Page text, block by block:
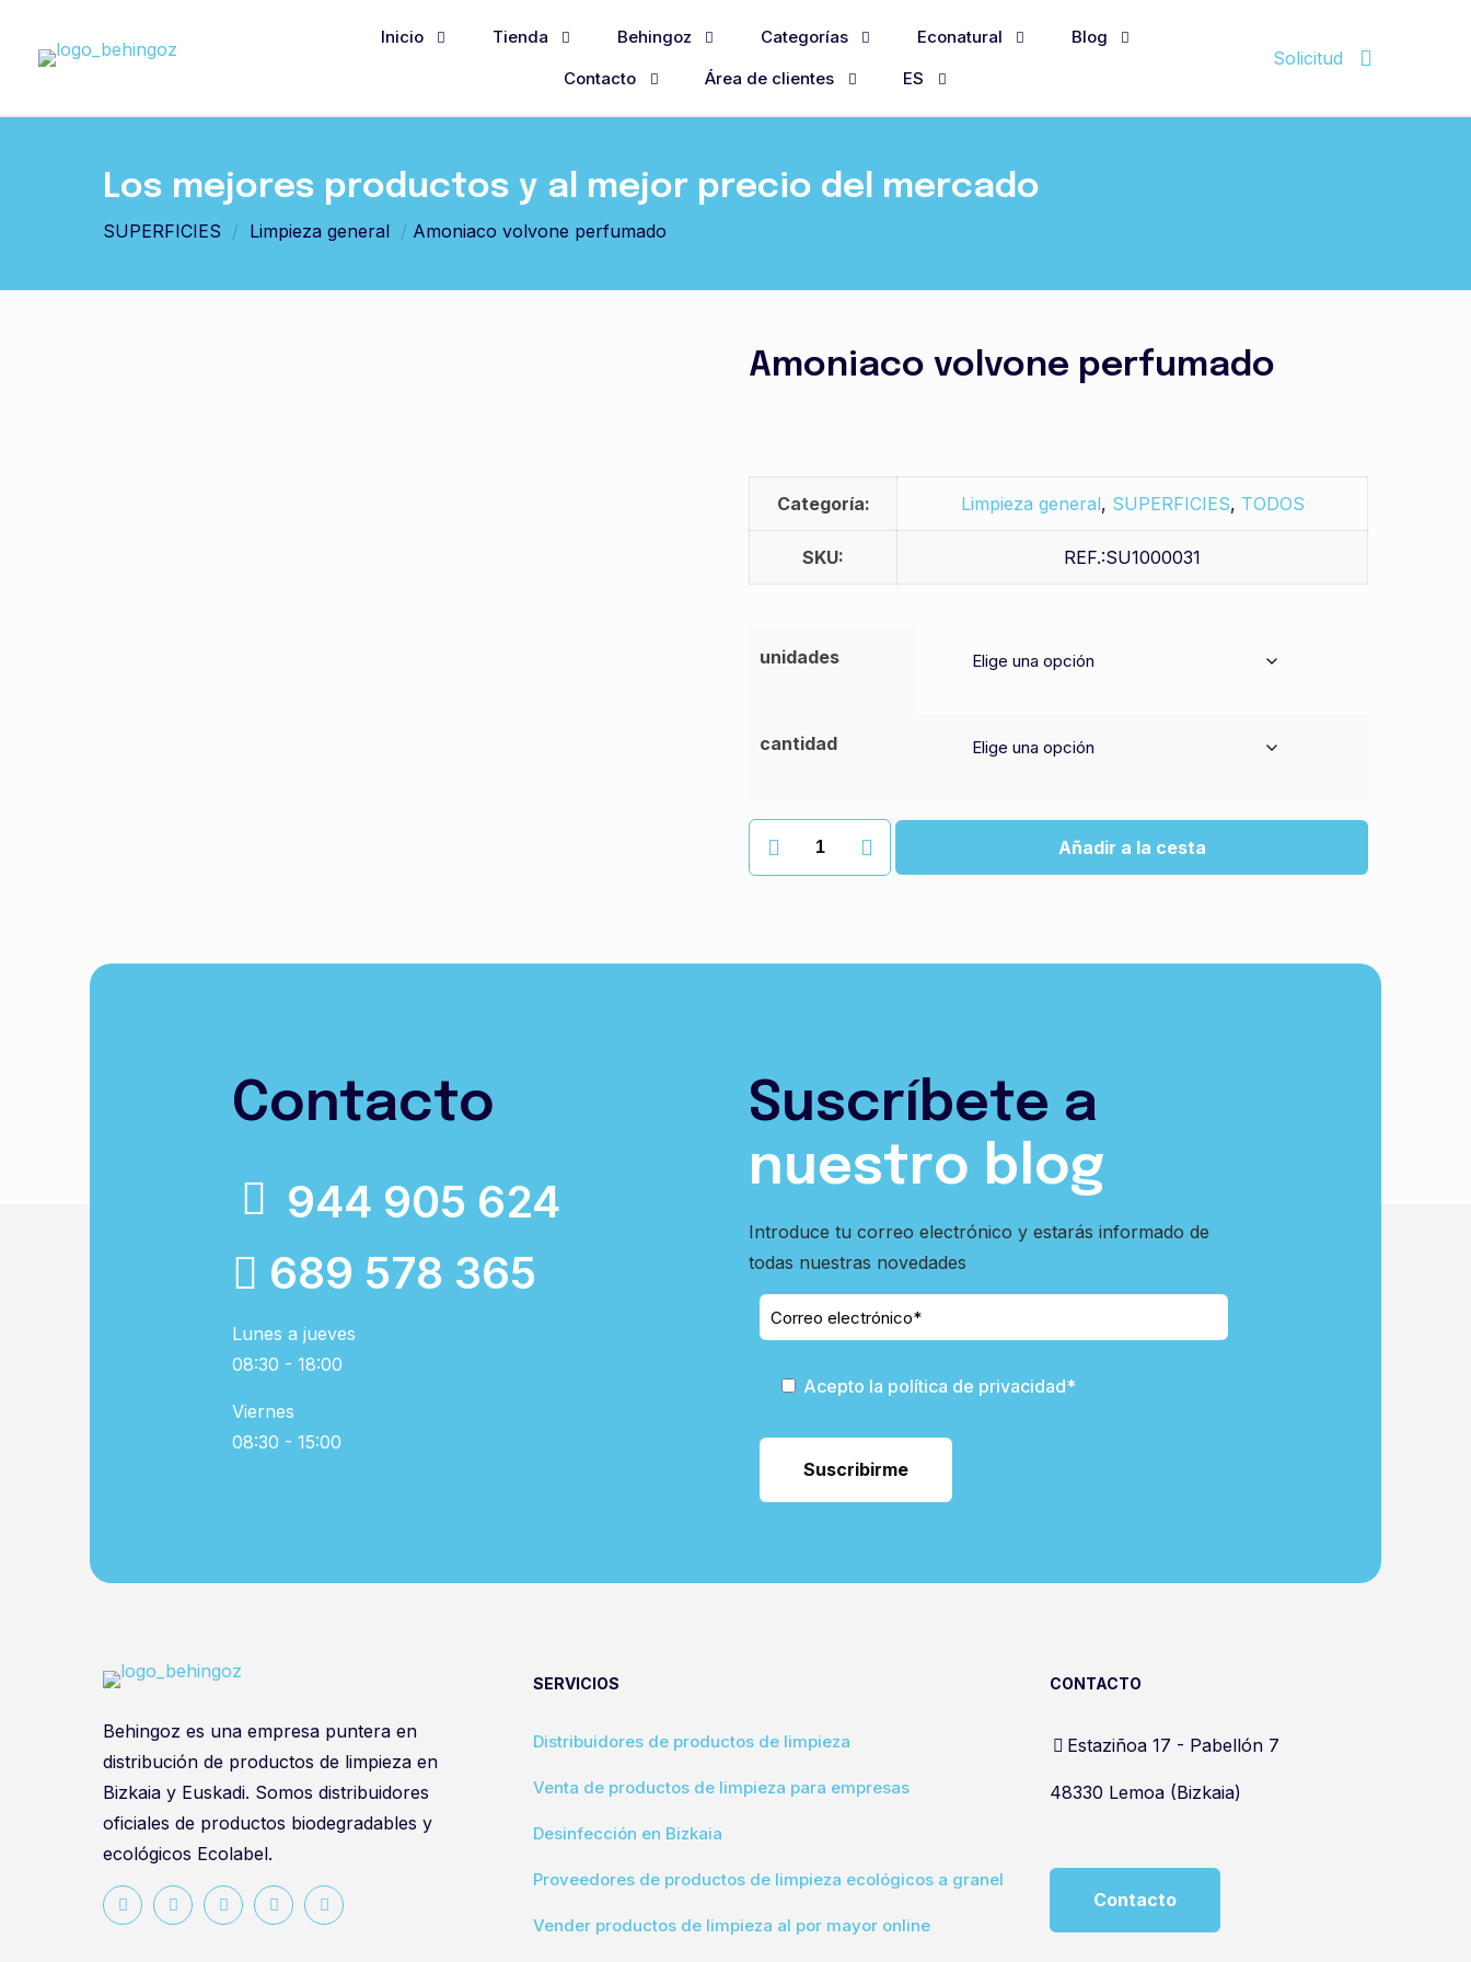
Inicio Tienda Behingoz Categorías Econatural
Blog
Contacto
Área de clientes ES
Solicitud
Los mejores productos y al mejor precio del mercado
SUPERFICIES / Limpieza general / Amoniaco volvone perfumado
Amoniaco volvone perfumado
Categoría: Limpieza general, SUPERFICIES, TODOS
SKU: REF.:SU1000031
unidades
cantidad
Añadir a la cesta
Contacto
944 905 624
689 578 365
Lunes a jueves
08:30 - 18:00
Viernes
08:30 - 15:00
Suscríbete a
nuestro blog
Introduce tu correo electrónico y estarás informado de
todas nuestras novedades
Acepto la política de privacidad*
Behingoz es una empresa puntera en
distribución de productos de limpieza en
Bizkaia y Euskadi. Somos distribuidores
oficiales de productos biodegradables y
ecológicos Ecolabel.
SERVICIOS
Distribuidores de productos de limpieza
Venta de productos de limpieza para empresas
Desinfección en Bizkaia
Proveedores de productos de limpieza ecológicos a granel
Vender productos de limpieza al por mayor online
CONTACTO
Estaziñoa 17 - Pabellón 7
48330 Lemoa (Bizkaia)
Contacto